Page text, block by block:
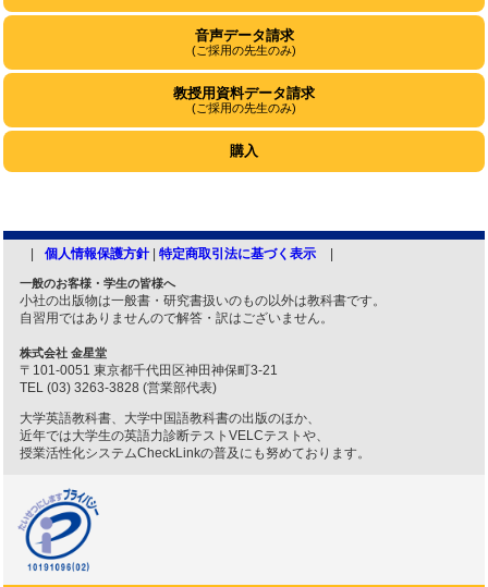
音声データ請求
(ご採用の先生のみ)
教授用資料データ請求
(ご採用の先生のみ)
購入
個人情報保護方針| 特定商取引法に基づく表示
一般のお客様・学生の皆様へ
小社の出版物は一般書・研究書扱いのもの以外は教科書です。
自習用ではありませんので解答・訳はございません。
株式会社 金星堂
〒101-0051 東京都千代田区神田神保町3-21
TEL (03) 3263-3828 (営業部代表)
大学英語教科書、大学中国語教科書の出版のほか、
近年では大学生の英語力診断テストVELCテストや、
授業活性化システムCheckLinkの普及にも努めております。